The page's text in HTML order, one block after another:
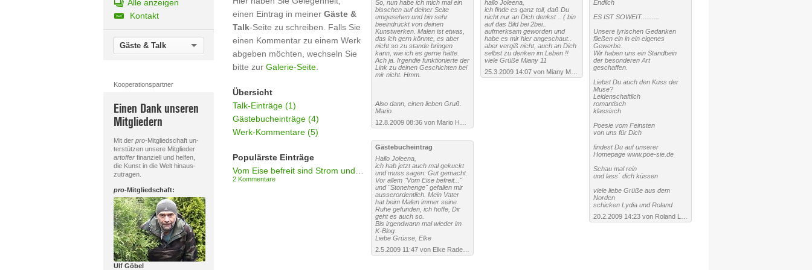
Alle anzeigen
Kontakt
Gäste & Talk
Kooperationspartner
Einen Dank unseren
Mitgliedern
Mit der pro-Mitgliedschaft un-
terstützen unsere Mitglieder
artofferfinanziell und helfen,
die Kunst in die Welt hinaus-
zutragen.
pro-Mitgliedschaft:
Ulf Göbel
einen Eintrag in meiner Gäste &
Talk-Seite zu schreiben. Falls Sie
einen Kommentar zu einem Werk
abgeben möchten, wechseln Sie
bitte zur Galerie-Seite.
Übersicht
Talk-Einträge (1)
Gästebucheinträge (4)
Werk-Kommentare (5)
Populärste Einträge
2 Kommentare
So, nun habe ich mich mal ein
bisschen auf deiner Seite
umgesehen und bin sehr
beeindruckt von deinen
Kunstwerken. Malen ist etwas,
das ich gern könnte, es aber
nicht so zu stande bringen
kann, wie ich es gerne hätte.
Ach ja. Irgendie funktionierte der
Link zu deinen Geschichten bei
mir nicht. Hmm.
Also dann, einen lieben Gruß.
Mario.
Gästebucheintrag
Hallo Joleena,
ich hab jetzt auch mal gekuckt
und muss sagen: Gut gemacht.
Vor allem "Vom Eise befreit..."
und "Stonehenge" gefallen mir
ausserordentlich. Mein Vater
hat beim Malen immer seine
Ruhe gefunden, ich hoffe, Dir
geht es auch so.
Bis irgendwann mal wieder im
K-Blog.
Liebe Grüsse, Elke
hallo Joleena,
ich finde es ganz toll, daß Du
nicht nur an Dich denkst .. ( bin
auf das Bild bei 2bei..
aufmerksam geworden und
habe es mir hier angeschaut..
aber vergiß nicht, auch an Dich
selbst zu denken im Leben !!
viele Grüße Miany 11
25.3.2009 14:07 von Miany Meier
Endlich
ES IST SOWEIT..........
Unsere lyrischen Gedanken
fließen ein in ein eigenes
Gewerbe.
Wir haben uns ein Standbein
der besonderen Art
geschaffen.
Liebst Du auch den Kuss der
Muse?
Leidenschaftlich
romantisch
klassisch
Poesie vom Feinsten
von uns für Dich
findest Du auf unserer
Homepage www.poe-sie.de
Schau mal rein
und lass´ dich küssen
viele liebe Grüße aus dem
Norden
schicken Lydia und Roland